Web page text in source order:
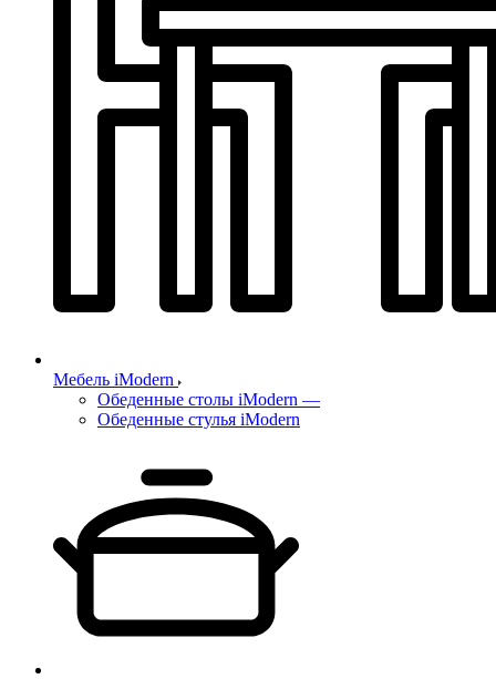
Мебель iModern
Обеденные столы iModern —
Обеденные стулья iModern